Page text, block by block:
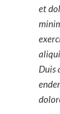
et
Duis